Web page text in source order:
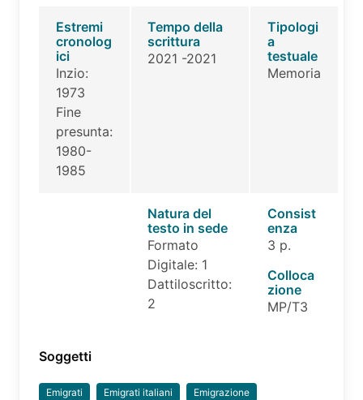
Estremi
cronolog
ici
Inzio:
1973
Fine
presunta:
1980-
1985
Tempo della
scrittura
2021 -2021
Tipologi
a
testuale
Memoria
Natura del
testo in sede
Formato
Digitale: 1
Dattiloscritto:
2
Consist
enza
3 p.
Colloca
zione
MP/T3
Soggetti
Emigrati Emigrati italiani Emigrazione